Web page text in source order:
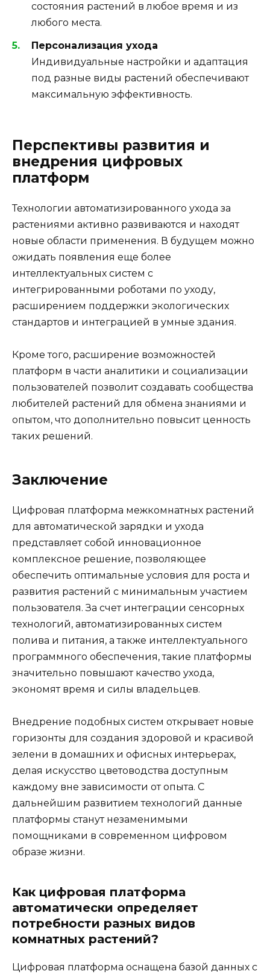
состояния растений в любое время и из
любого места.
Персонализация ухода
Индивидуальные настройки и адаптация
под разные виды растений обеспечивают
максимальную эффективность.
Перспективы развития и
внедрения цифровых
платформ
Технологии автоматизированного ухода за
растениями активно развиваются и находят
новые области применения. В будущем можно
ожидать появления еще более
интеллектуальных систем с
интегрированными роботами по уходу,
расширением поддержки экологических
стандартов и интеграцией в умные здания.
Кроме того, расширение возможностей
платформ в части аналитики и социализации
пользователей позволит создавать сообщества
любителей растений для обмена знаниями и
опытом, что дополнительно повысит ценность
таких решений.
Заключение
Цифровая платформа межкомнатных растений
для автоматической зарядки и ухода
представляет собой инновационное
комплексное решение, позволяющее
обеспечить оптимальные условия для роста и
развития растений с минимальным участием
пользователя. За счет интеграции сенсорных
технологий, автоматизированных систем
полива и питания, а также интеллектуального
программного обеспечения, такие платформы
значительно повышают качество ухода,
экономят время и силы владельцев.
Внедрение подобных систем открывает новые
горизонты для создания здоровой и красивой
зелени в домашних и офисных интерьерах,
делая искусство цветоводства доступным
каждому вне зависимости от опыта. С
дальнейшим развитием технологий данные
платформы станут незаменимыми
помощниками в современном цифровом
образе жизни.
Как цифровая платформа
автоматически определяет
потребности разных видов
комнатных растений?
Цифровая платформа оснащена базой данных с